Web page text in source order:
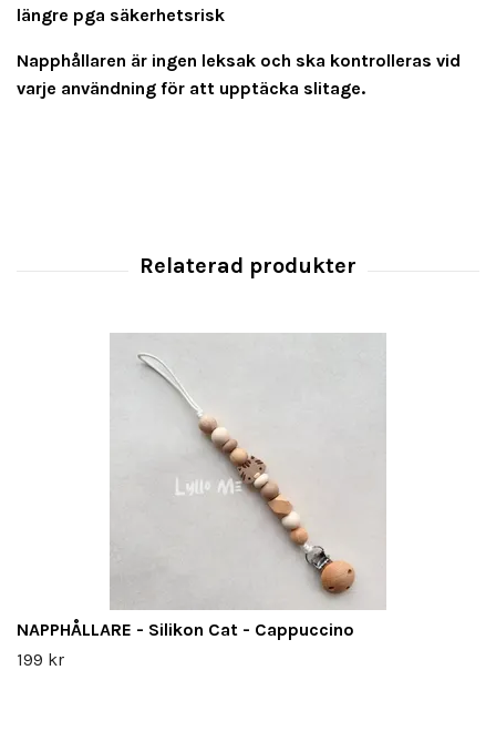
längre pga säkerhetsrisk
Napphållaren är ingen leksak och ska kontrolleras vid
varje användning för att upptäcka slitage.
NAPPHÅLLARE - Silikon Cat - Cappuccino
199 kr